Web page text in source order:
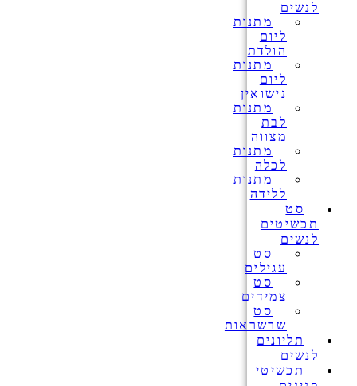
לנשים
מתנות
ליום
הולדת
מתנות
ליום
נישואין
מתנות
לבת
מצווה
מתנות
לכלה
מתנות
ללידה
סט
תכשיטים
לנשים
סט
עגילים
סט
צמידים
סט
שרשראות
תליונים
לנשים
תכשיטי